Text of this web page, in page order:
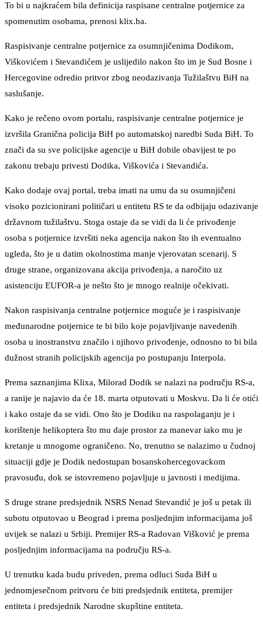
To bi u najkraćem bila definicija raspisane centralne potjernice za
spomenutim osobama, prenosi klix.ba.
Raspisivanje centralne potjernice za osumnjičenima Dodikom,
Viškovićem i Stevandićem je uslijedilo nakon što im je Sud Bosne i
Hercegovine odredio pritvor zbog neodazivanja Tužilaštvu BiH na
saslušanje.
Kako je rečeno ovom portalu, raspisivanje centralne potjernice je
izvršila Granična policija BiH po automatskoj naredbi Suda BiH. To
znači da su sve policijske agencije u BiH dobile obavijest te po
zakonu trebaju privesti Dodika, Viškovića i Stevandića.
Kako dodaje ovaj portal, treba imati na umu da su osumnjičeni
visoko pozicionirani političari u entitetu RS te da odbijaju odazivanje
državnom tužilaštvu. Stoga ostaje da se vidi da li će privođenje
osoba s potjernice izvršiti neka agencija nakon što ih eventualno
ugleda, što je u datim okolnostima manje vjerovatan scenarij. S
druge strane, organizovana akcija privođenja, a naročito uz
asistenciju EUFOR-a je nešto što je mnogo realnije očekivati.
Nakon raspisivanja centralne potjernice moguće je i raspisivanje
međunarodne potjernice te bi bilo koje pojavljivanje navedenih
osoba u inostranstvu značilo i njihovo privođenje, odnosno to bi bila
dužnost stranih policijskih agencija po postupanju Interpola.
Prema saznanjima Klixa, Milorad Dodik se nalazi na području RS-a,
a ranije je najavio da će 18. marta otputovati u Moskvu. Da li će otići
i kako ostaje da se vidi. Ono što je Dodiku na raspolaganju je i
korištenje helikoptera što mu daje prostor za manevar iako mu je
kretanje u mnogome ograničeno. No, trenutno se nalazimo u čudnoj
situaciji gdje je Dodik nedostupan bosanskohercegovackom
pravosuđu, dok se istovremeno pojavljuje u javnosti i medijima.
S druge strane predsjednik NSRS Nenad Stevandić je još u petak ili
subotu otputovao u Beograd i prema posljednjim informacijama još
uvijek se nalazi u Srbiji. Premijer RS-a Radovan Višković je prema
posljednjim informacijama na području RS-a.
U trenutku kada budu priveden, prema odluci Suda BiH u
jednomjesečnom pritvoru će biti predsjednik entiteta, premijer
entiteta i predsjednik Narodne skupštine entiteta.